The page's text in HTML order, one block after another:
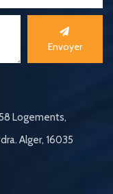
Envoyer
Logements,
Alger, 16035